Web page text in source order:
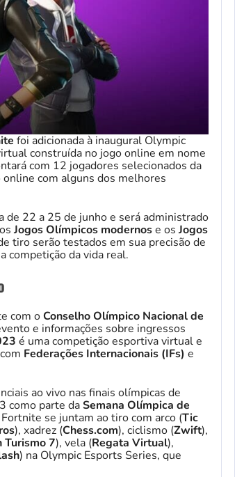
foi adicionada à inaugural Olympic
construída no jogo online em nome
com 12 jogadores selecionados da
com alguns dos melhores
de 22 a 25 de junho e será administrado
Jogos Olímpicos modernose os Jogos
tiro serão testados em sua precisão de
competição da vida real.
com oConselho Olímpico Nacional de
e informações sobre ingressos
é uma competição esportiva virtual e
Federações Internacionais (IFs) e
ao vivo nas finais olímpicas de
como parte daSemana Olímpica de
se juntam ao tiro com arco (Tic
), xadrez (Chess.com), ciclismo (Zwift),
Turismo 7), vela (Regata Virtual),
) na Olympic Esports Series, que